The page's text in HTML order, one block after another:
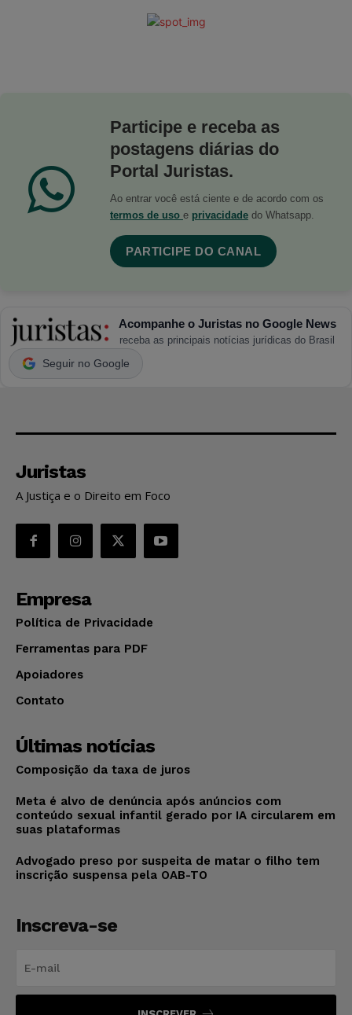
Participe e receba as
postagens diárias do
Portal Juristas.
Ao entrar você está ciente e de acordo com os
termos de uso e privacidade do Whatsapp.
PARTICIPE DO CANAL
Acompanhe o Juristas no Google News
receba as principais notícias jurídicas do Brasil
Seguir no Google
Juristas
A Justiça e o Direito em Foco
Empresa
Política de Privacidade
Ferramentas para PDF
Apoiadores
Contato
Últimas notícias
Composição da taxa de juros
Meta é alvo de denúncia após anúncios com
conteúdo sexual infantil gerado por IA circularem em
suas plataformas
Advogado preso por suspeita de matar o filho tem
inscrição suspensa pela OAB-TO
Inscreva-se